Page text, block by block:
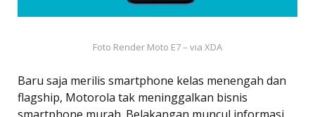
Foto Render Moto E7 – via XDA
Baru saja merilis smartphone kelas menengah dan
flagship, Motorola tak meninggalkan bisnis